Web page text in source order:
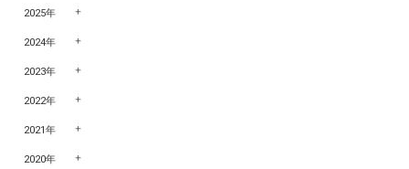
2025年
2024年
2023年
2022年
2021年
2020年